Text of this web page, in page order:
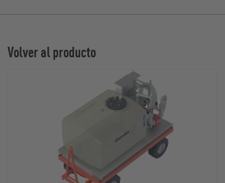
Volver al producto